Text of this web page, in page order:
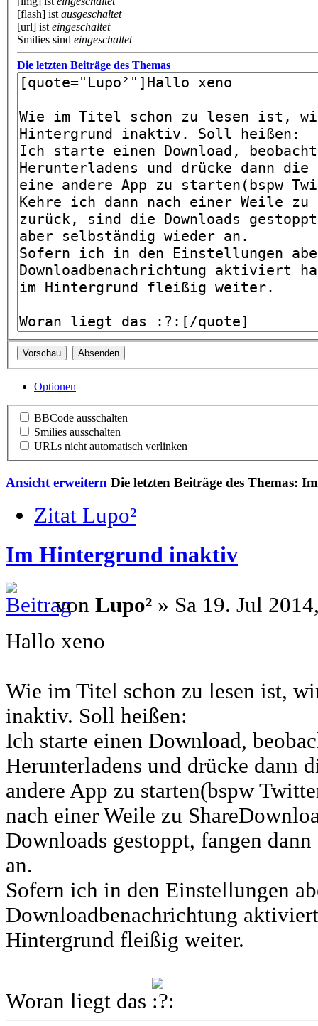
[flash] ist ausgeschaltet
[url] ist eingeschaltet
Smilies sind eingeschaltet
Die letzten Beiträge des Themas
Optionen
BBCode ausschalten
Smilies ausschalten
URLs nicht automatisch verlinken
Ansicht erweitern Die letzten Beiträge des Themas:
Zitat Lupo²
Im Hintergrund inaktiv
von Lupo² » Sa 19. Jul
Hallo xeno
Wie im Titel schon zu lesen ist,
inaktiv. Soll heißen:
Ich starte einen Download,
Herunterladens und drücke dann
andere App zu starten(bspw
nach einer Weile zu
Downloads gestoppt, fangen
an.
Sofern ich in den Einstellungen
Downloadbenachrichtung
Hintergrund fleißig weiter.
Woran liegt das